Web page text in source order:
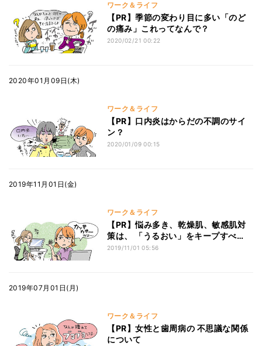
ワーク＆ライフ
【PR】季節の変わり目に多い「のど
の痛み」これってなんで？
2020/02/21 00:22
2020年01月09日(木)
ワーク＆ライフ
【PR】口内炎はからだの不調のサイ
ン？
2020/01/09 00:15
2019年11月01日(金)
ワーク＆ライフ
【PR】悩み多き、乾燥肌、敏感肌対
策は、 「うるおい」をキープすべ
し！
2019/11/01 05:56
2019年07月01日(月)
ワーク＆ライフ
【PR】女性と歯周病の 不思議な関係
について